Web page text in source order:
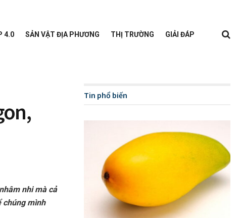
4.0 SẢN VẬT ĐỊA PHƯƠNG THỊ TRƯỜNG GIẢI ĐÁP
nhi mà cả
chúng mình
Tin phổ biến